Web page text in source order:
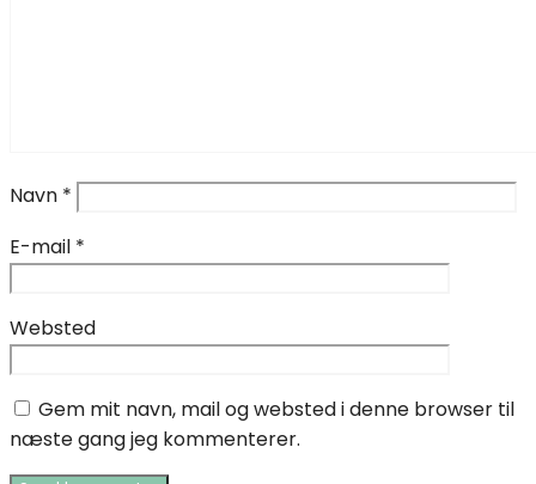
Navn *
E-mail *
Websted
Gem mit navn, mail og websted i denne browser til
næste gang jeg kommenterer.